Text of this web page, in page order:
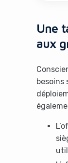
Une
aux
besoins